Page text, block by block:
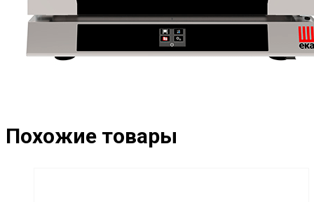
Похожие товары